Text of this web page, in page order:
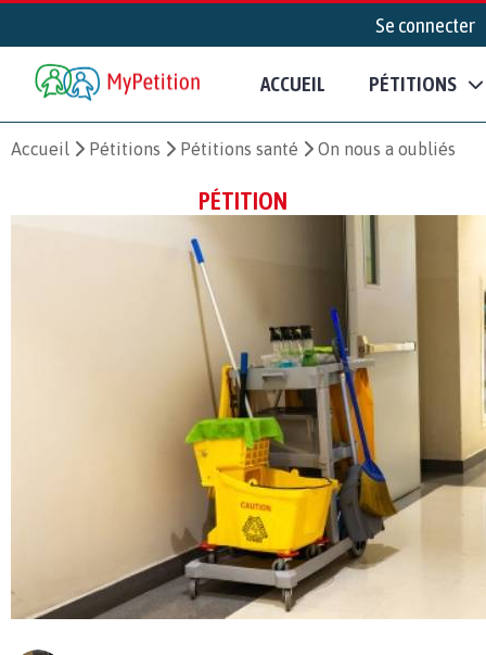
Se connecter
ACCUEIL PÉTITIONS
Accueil Pétitions Pétitions santé On nous a oubliés
PÉTITION